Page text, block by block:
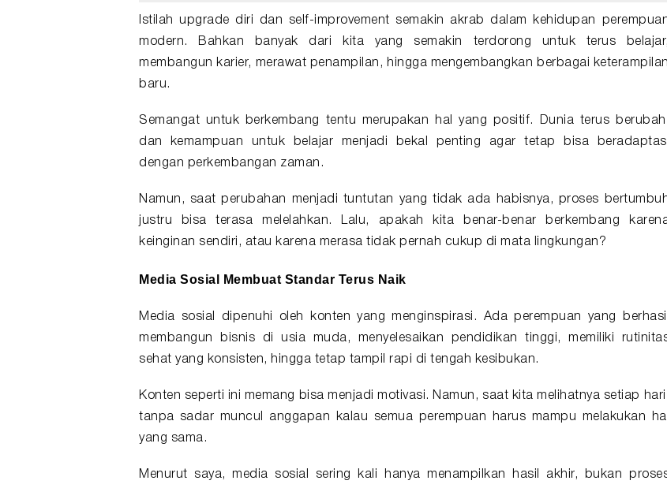
Istilahupgrade diri dan self-improvement semakin akrab dalam kehidupan
modern. Bahkan banyak dari kita yang semakin terdorong untuk terus belajar,
membangun karier, merawat penampilan, hingga mengembangkan berbagai keterampilan
baru.
Semangat untuk berkembang tentu merupakan hal yang positif. Dunia terus
dan kemampuan untuk belajar menjadi bekal penting agar tetap bisa beradaptasi
dengan perkembangan zaman.
Namun, saat perubahan menjadi tuntutan
yang tidak ada habisnya, proses
justru bisa terasa melelahkan. Lalu, apakah kita benar-benar berkembang
keinginan sendiri, atau karena merasa tidak pernah cukup di mata lingkungan?
Media Sosial Membuat Standar Terus Naik
Media sosial dipenuhi oleh konten yang menginspirasi. Ada perempuan yang berhasil
membangun bisnis di usia muda, menyelesaikan pendidikan tinggi, memiliki
sehat yang konsisten, hingga tetap tampil rapi di tengah kesibukan.
Konten seperti ini memang bisa menjadi motivasi. Namun, saat kita melihatnya setiap
tanpa sadar muncul anggapan kalau semua perempuan harus mampu melakukan hal
yang sama.
Menurut saya, media sosial sering kali hanya menampilkan hasil akhir, bukan